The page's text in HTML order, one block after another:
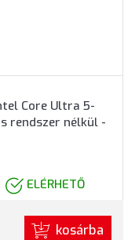
Core Ultra 5-
rendszer nélkül -
ELÉRHETŐ
kosárba